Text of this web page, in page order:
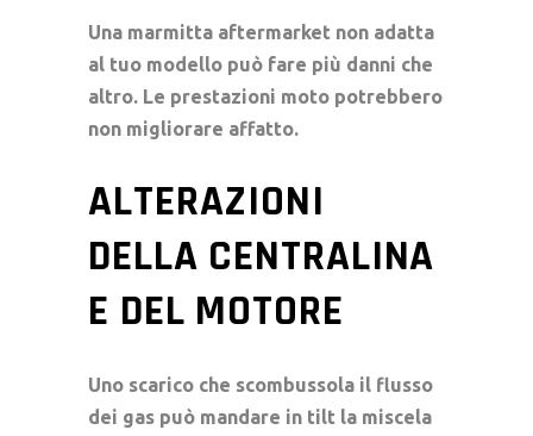
Una marmitta aftermarket non adatta
al tuo modello può fare più danni che
altro. Le prestazioni moto potrebbero
non migliorare affatto.
ALTERAZIONI
DELLA CENTRALINA
E DEL MOTORE
Uno scarico che scombussola il flusso
dei gas può mandare in tilt la miscela